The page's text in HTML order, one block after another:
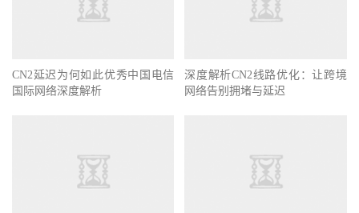
CN2延迟为何如此优秀中国电信
国际网络深度解析
深度解析CN2线路优化：让跨境
网络告别拥堵与延迟